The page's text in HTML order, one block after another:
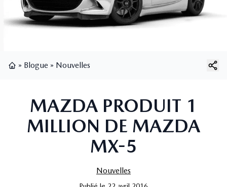
» Blogue » Nouvelles
MAZDA PRODUIT 1
MILLION DE MAZDA
MX-5
Nouvelles